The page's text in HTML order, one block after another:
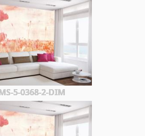
5-0368-2-DIM